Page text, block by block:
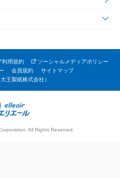
利用規約
ソーシャルメディアポリシー
会員規約
サイトマップ
王製紙株式会社）
All Rights Reserved.